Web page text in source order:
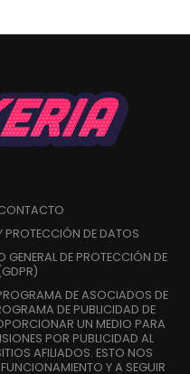
PROTECCIÓN DE DATOS
GENERAL DE PROTECCIÓN DE
DE ASOCIADOS DE
DE PUBLICIDAD DE
UN MEDIO PARA
POR PUBLICIDAD AL
AFILIADOS. ESTO NOS
Y A SEGUIR